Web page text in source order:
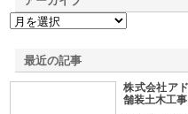
最近の記事
株式会社ア
舗装土木工